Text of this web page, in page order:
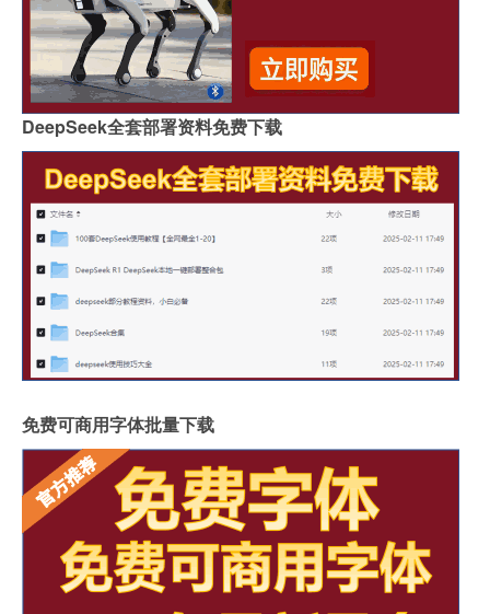
DeepSeek全套部署资料免费下载
免费可商用字体批量下载